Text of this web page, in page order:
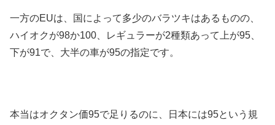
一方のEUは、国によって多少のバラツキはあるものの、
ハイオクが98か100、レギュラーが2種類あって上が95、
下が91で、大半の車が95の指定です。
本当はオクタン価95で足りるのに、日本には95という規